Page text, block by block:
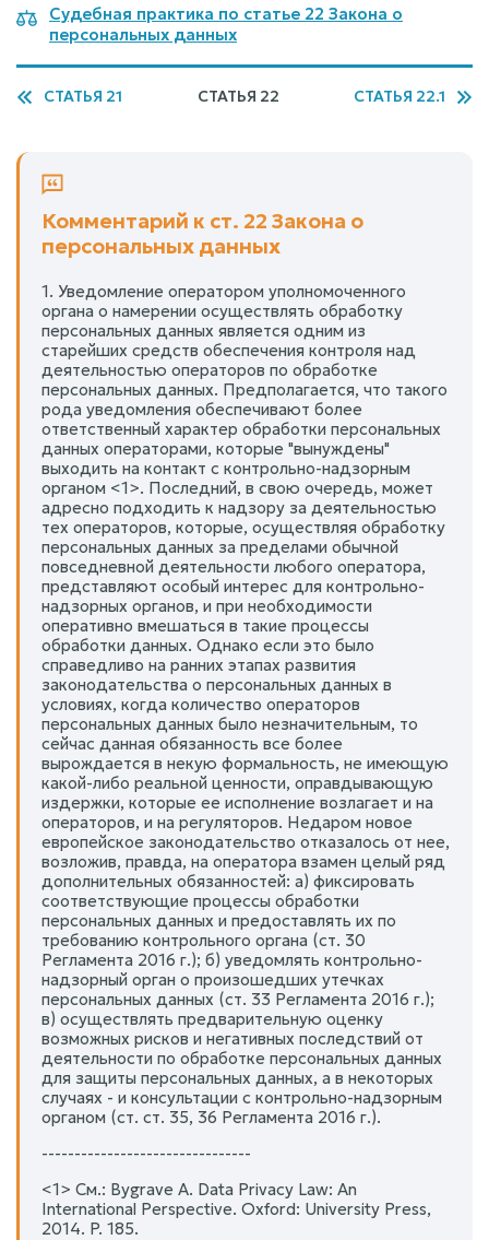
Судебная практика по статье 22 Закона о
персональных данных
СТАТЬЯ 21 СТАТЬЯ 22 СТАТЬЯ 22.1
Комментарий к ст. 22 Закона о
персональных данных
1. Уведомление оператором уполномоченного
органа о намерении осуществлять обработку
персональных данных является одним из
старейших средств обеспечения контроля над
деятельностью операторов по обработке
персональных данных. Предполагается, что такого
рода уведомления обеспечивают более
ответственный характер обработки персональных
данных операторами, которые "вынуждены"
выходить на контакт с контрольно-надзорным
органом <1>. Последний, в свою очередь, может
адресно подходить к надзору за деятельностью
тех операторов, которые, осуществляя обработку
персональных данных за пределами обычной
повседневной деятельности любого оператора,
представляют особый интерес для контрольно-
надзорных органов, и при необходимости
оперативно вмешаться в такие процессы
обработки данных. Однако если это было
справедливо на ранних этапах развития
законодательства о персональных данных в
условиях, когда количество операторов
персональных данных было незначительным, то
сейчас данная обязанность все более
вырождается в некую формальность, не имеющую
какой-либо реальной ценности, оправдывающую
издержки, которые ее исполнение возлагает и на
операторов, и на регуляторов. Недаром новое
европейское законодательство отказалось от нее,
возложив, правда, на оператора взамен целый ряд
дополнительных обязанностей: а) фиксировать
соответствующие процессы обработки
персональных данных и предоставлять их по
требованию контрольного органа (ст. 30
Регламента 2016 г.); б) уведомлять контрольно-
надзорный орган о произошедших утечках
персональных данных (ст. 33 Регламента 2016 г.);
в) осуществлять предварительную оценку
возможных рисков и негативных последствий от
деятельности по обработке персональных данных
для защиты персональных данных, а в некоторых
случаях - и консультации с контрольно-надзорным
органом (ст. ст. 35, 36 Регламента 2016 г.).
--------------------------------
<1> См.: Bygrave A. Data Privacy Law: An
International Perspective. Oxford: University Press,
2014. P. 185.